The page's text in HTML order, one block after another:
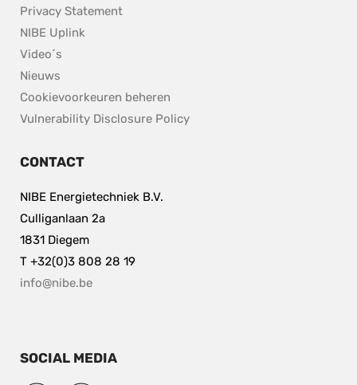
Privacy Statement
NIBE Uplink
Video´s
Nieuws
Cookievoorkeuren beheren
Vulnerability Disclosure Policypdf, 153.9 kB.
CONTACT
NIBE Energietechniek B.V.
Culliganlaan 2a
1831 Diegem
T +32(0)3 808 28 19
info@nibe.be
SOCIAL MEDIA